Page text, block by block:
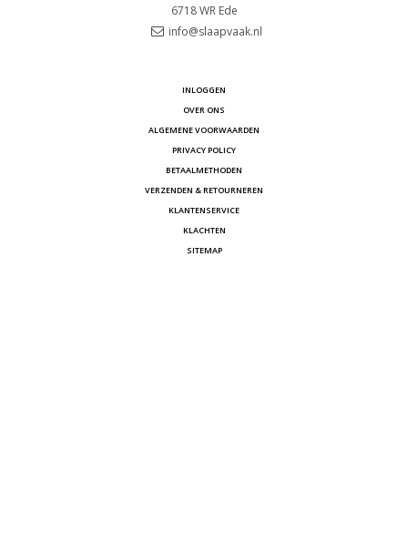
6718 WR Ede
info@slaapvaak.nl
INLOGGEN
OVER ONS
ALGEMENE VOORWAARDEN
PRIVACY POLICY
BETAALMETHODEN
VERZENDEN & RETOURNEREN
KLANTENSERVICE
KLACHTEN
SITEMAP